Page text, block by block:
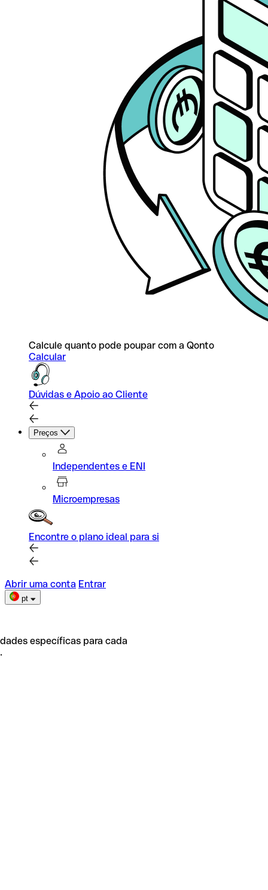
Calcule quanto pode poupar com a Qonto
Calcular
Dúvidas e Apoio ao Cliente
Preços
Independentes e ENI
Microempresas
Encontre o plano ideal para si
Abrir uma conta Entrar
pt
específicas para cada